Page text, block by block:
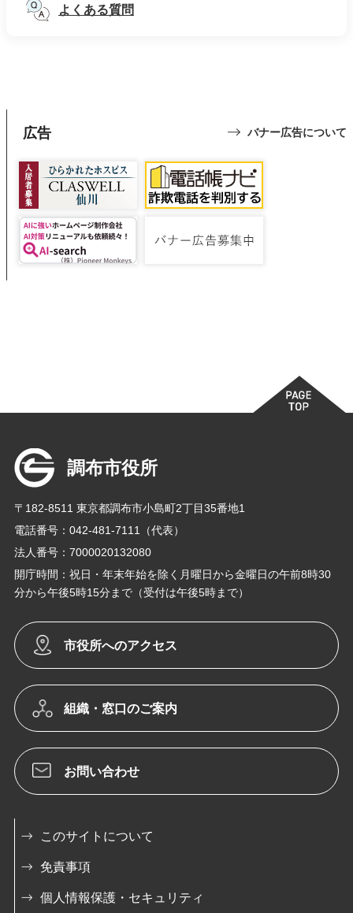
よくある質問
広告 バナー広告について
調布市役所
〒182-8511 東京都調布市小島町2丁目35番地1
電話番号：042-481-7111（代表）
法人番号：7000020132080
開庁時間：祝日・年末年始を除く月曜日から金曜日の午前8時30
分から午後5時15分まで（受付は午後5時まで）
市役所へのアクセス
組織・窓口のご案内
お問い合わせ
このサイトについて
免責事項
個人情報保護・セキュリティ